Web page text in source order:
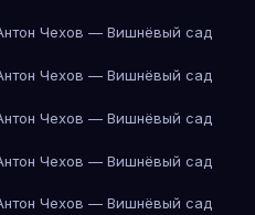
Чехов — Вишнёвый сад
Чехов — Вишнёвый сад
Чехов — Вишнёвый сад
Чехов — Вишнёвый сад
Чехов — Вишнёвый сад